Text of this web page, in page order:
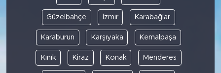
Güzelbahçe İzmir Karabağlar
Karaburun Karşıyaka Kemalpaşa
Kınık Kiraz Konak Menderes